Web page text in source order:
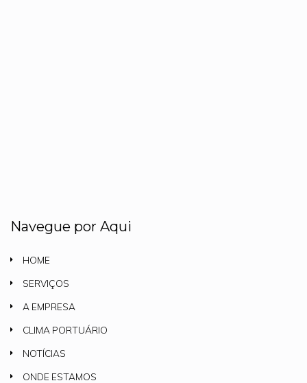
Navegue por Aqui
HOME
SERVIÇOS
A EMPRESA
CLIMA PORTUÁRIO
NOTÍCIAS
ONDE ESTAMOS